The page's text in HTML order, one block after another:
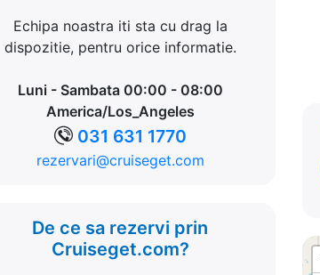
Echipa noastra iti sta cu drag la
dispozitie, pentru orice informatie.
Luni - Sambata 00:00 - 08:00
America/Los_Angeles
031 631 1770
rezervari@cruiseget.com
De ce sa rezervi prin
Cruiseget.com?